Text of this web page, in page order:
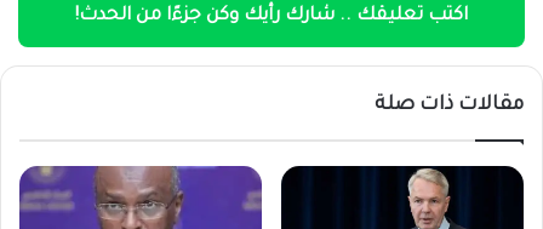
اكتب تعليقك .. شارك رأيك وكن جزءًا من الحدث!
مقالات ذات صلة